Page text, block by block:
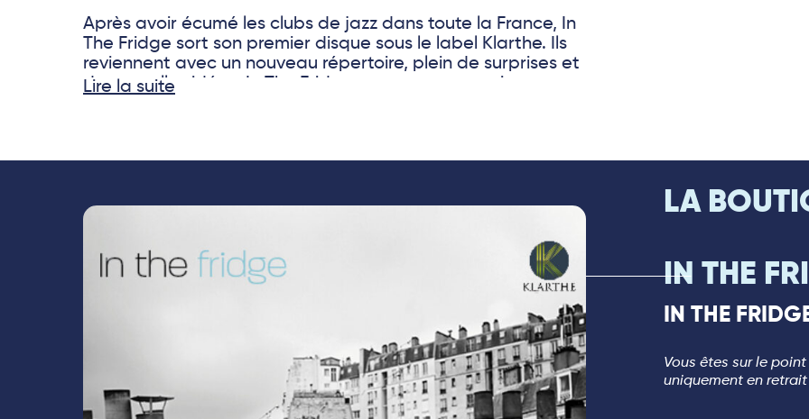
Après avoir écumé les clubs de jazz dans toute la France, In
The Fridge sort son premier disque sous le label Klarthe. Ils
reviennent avec un nouveau répertoire, plein de surprises et
de nouvelles idées. In The Fridge propose une musique
Lire la suite
LA
IN THE
IN THE
Vous êtes sur le
uniquement en